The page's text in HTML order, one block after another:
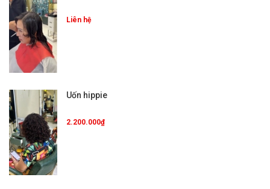
Liên hệ
Uốn hippie
2.200.000₫